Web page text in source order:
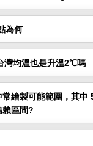
為何
灣均溫也是升溫2℃嗎
繪製可能範圍，其中
賴區間?